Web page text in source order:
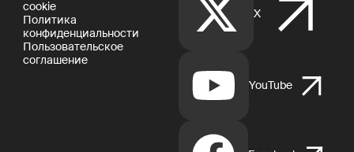
cookie
Политика
конфиденциальности
Пользовательское
соглашение
X
YouTube